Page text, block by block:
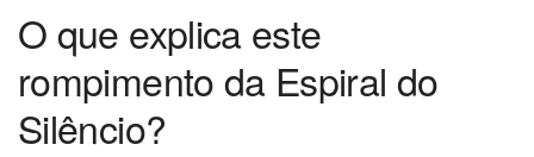
O que explica este
rompimento da Espiral do
Silêncio?